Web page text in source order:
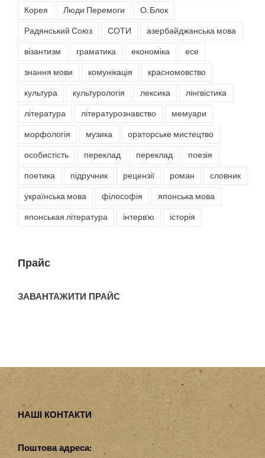
Корея Люди Перемоги О. Блок
Радянський Союз СОТИ азербайджанська мова
візантизм граматика економіка есе
знання мови комунікація красномовство
культура культурологія лексика лінгвістика
література літературознавство мемуари
морфологія музика ораторське мистецтво
особистість переклад переклад поезія
поетика підручник рецензії роман словник
українська мова філософія японська мова
японськая література інтерв'ю історія
Прайс
ЗАВАНТАЖИТИ ПРАЙС
НАШІ КОНТАКТИ
Поштова адреса: